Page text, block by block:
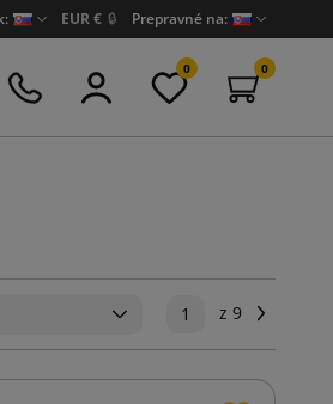
EUR € 🔒 Prepravné na:
0 0
1 z 9